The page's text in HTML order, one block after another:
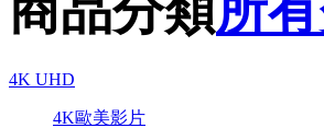
4K UHD
4K歐美影片